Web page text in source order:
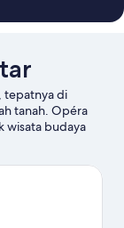
tepatnya di
tanah. Opéra
wisata budaya
ini,
de France,